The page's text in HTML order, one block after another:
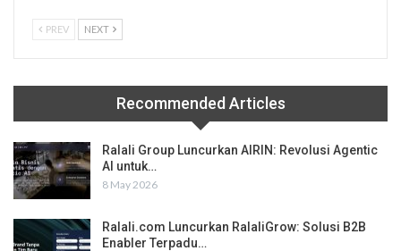
PREV NEXT
Recommended Articles
Ralali Group Luncurkan AIRIN: Revolusi Agentic
AI untuk…
8 May 2026
Ralali.com Luncurkan RalaliGrow: Solusi B2B
Enabler Terpadu…